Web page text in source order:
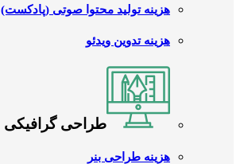
هزینه تولید محتوا صوتی (پادکست)
هزینه تدوین ویدئو
طراحی گرافیکی
هزینه طراحی بنر